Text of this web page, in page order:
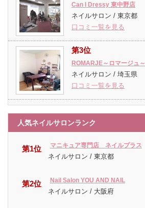
Can I Dressy 東中野店
ネイルサロン / 東京都
口コミ一覧を見る
第3位
ROMARJE～ロマージュ～
ネイルサロン / 埼玉県
口コミ一覧を見る
人気ネイルサロンランク
第1位 マニキュア専門店 ネイルプラス
ネイルサロン / 東京都
第2位 Nail Salon YOU AND NAIL
ネイルサロン / 大阪府